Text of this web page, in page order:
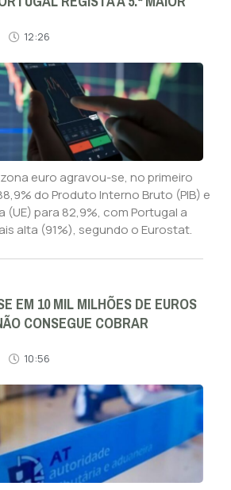
12:26
euro agravou-se, no primeiro
do Produto Interno Bruto (PIB) e
(UE) para 82,9%, com Portugal a
alta (91%), segundo o Eurostat.
EM 10 MIL MILHÕES DE EUROS
CONSEGUE COBRAR
10:56